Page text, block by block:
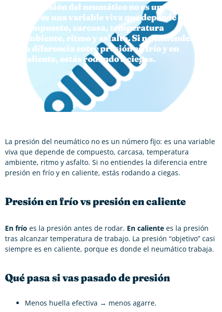
La presión del neumático no es un número
fijo: es una variable viva que depende de
compuesto, carcasa, temperatura
ambiente, ritmo y asfalto. Si no entiendes
la diferencia entre presión en frío y en
caliente, estás rodando a ciegas.
La presión del neumático no es un número fijo: es una variable
viva que depende de compuesto, carcasa, temperatura
ambiente, ritmo y asfalto. Si no entiendes la diferencia entre
presión en frío y en caliente, estás rodando a ciegas.
Presión en frío vs presión en caliente
En frío es la presión antes de rodar. En caliente es la presión
tras alcanzar temperatura de trabajo. La presión “objetivo” casi
siempre es en caliente, porque es donde el neumático trabaja.
Qué pasa si vas pasado de presión
Menos huella efectiva → menos agarre.